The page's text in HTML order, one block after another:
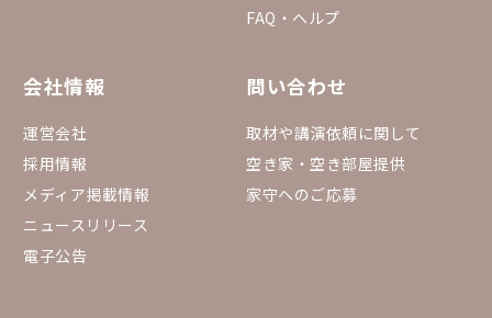
FAQ・ヘルプ
会社情報
運営会社
採用情報
メディア掲載情報
ニュースリリース
電子公告
問い合わせ
取材や講演依頼に関して
空き家・空き部屋提供
家守へのご応募